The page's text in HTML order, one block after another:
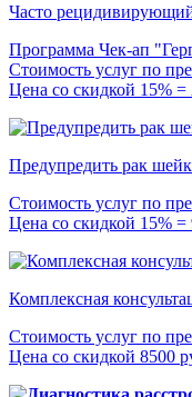
Часто
Программа Чек-ап
Стоимость услуг по
Цена со скидкой 15% =
Предупредить рак
Стоимость услуг по
Цена со скидкой 15% =
Комплексная
Стоимость услуг по
Цена со скидкой 8500